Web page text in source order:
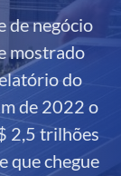
de negócio
mostrado
do
de 2022 o
2,5 trilhões
que chegue